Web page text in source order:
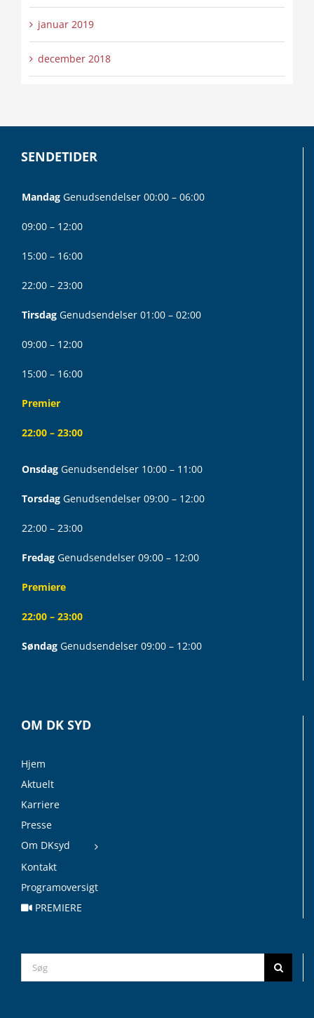
januar 2019
december 2018
SENDETIDER
Mandag Genudsendelser 00:00 – 06:00
09:00 – 12:00
15:00 – 16:00
22:00 – 23:00
Tirsdag Genudsendelser 01:00 – 02:00
09:00 – 12:00
15:00 – 16:00
Premier
22:00 – 23:00
Onsdag Genudsendelser 10:00 – 11:00
Torsdag Genudsendelser 09:00 – 12:00
22:00 – 23:00
Fredag Genudsendelser 09:00 – 12:00
Premiere
22:00 – 23:00
Søndag Genudsendelser 09:00 – 12:00
OM DK SYD
Hjem
Aktuelt
Karriere
Presse
Om DKsyd
Kontakt
Programoversigt
PREMIERE
Search
for: